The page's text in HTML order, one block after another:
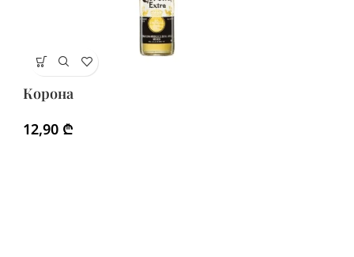
Корона
12,90 ₾